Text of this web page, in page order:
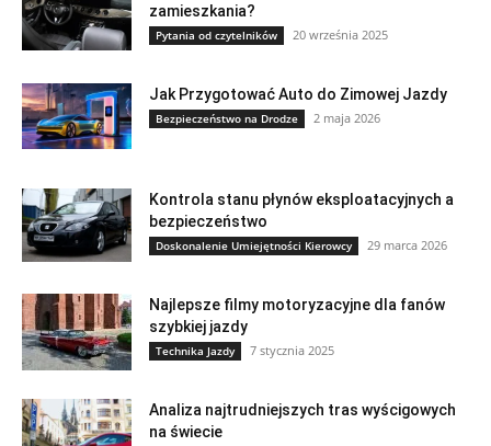
zamieszkania?
Pytania od czytelników 20 września 2025
Jak Przygotować Auto do Zimowej Jazdy
Bezpieczeństwo na Drodze 2 maja 2026
Kontrola stanu płynów eksploatacyjnych a
bezpieczeństwo
Doskonalenie Umiejętności Kierowcy 29 marca 2026
Najlepsze filmy motoryzacyjne dla fanów
szybkiej jazdy
Technika Jazdy 7 stycznia 2025
Analiza najtrudniejszych tras wyścigowych
na świecie